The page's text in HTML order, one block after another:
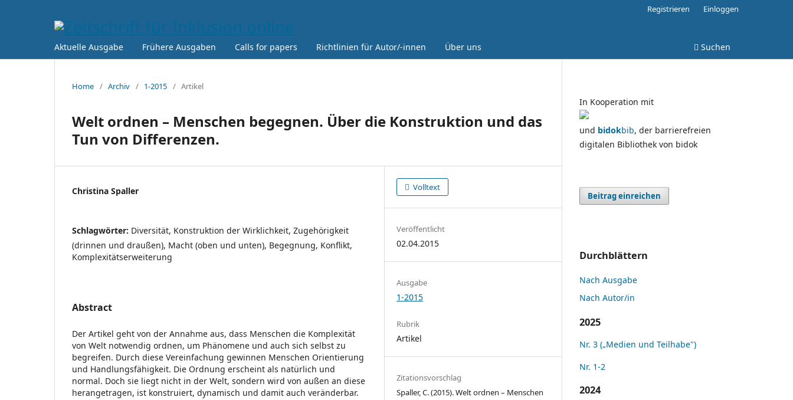
Aktuelle Ausgabe Frühere Ausgaben Calls for papers Richtlinien für Autor/-innen Über uns Suchen
Registrieren Einloggen
Home / Archiv / 1-2015 / Artikel
Welt ordnen – Menschen begegnen. Über die Konstruktion und das
Tun von Differenzen.
Christina Spaller
Schlagwörter: Diversität, Konstruktion der Wirklichkeit, Zugehörigkeit
(drinnen und draußen), Macht (oben und unten), Begegnung, Konflikt,
Komplexitätserweiterung
Abstract
Der Artikel geht von der Annahme aus, dass Menschen die Komplexität
von Welt notwendig ordnen, um Phänomene und auch sich selbst zu
begreifen. Durch diese Vereinfachung gewinnen Menschen Orientierung
und Handlungsfähigkeit. Die Ordnung erscheint als natürlich und
normal. Doch sie liegt nicht in der Welt, sondern wird von außen an diese
herangetragen, ist konstruiert, dynamisch und damit auch veränderbar.
Volltext
Veröffentlicht
02.04.2015
Ausgabe
1-2015
Rubrik
Artikel
Zitationsvorschlag
Spaller, C. (2015). Welt ordnen – Menschen
In Kooperation mit
und bidokbib, der barrierefreien
digitalen Bibliothek von bidok
Beitrag einreichen
Durchblättern
Nach Ausgabe
Nach Autor/in
2025
Nr. 3 („Medien und Teilhabe")
Nr. 1-2
2024